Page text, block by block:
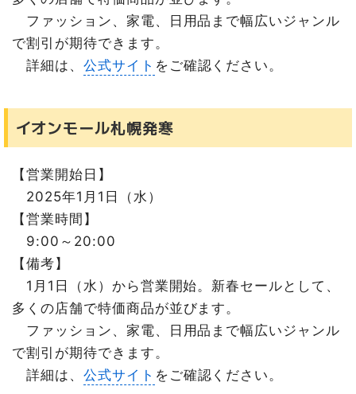
ファッション、家電、日用品まで幅広いジャンル
で割引が期待できます。
詳細は、 公式サイト をご確認ください。
イオンモール札幌発寒
【営業開始日】
2025年1月1日（水）
【営業時間】
9:00～20:00
【備考】
1月1日（水）から営業開始。新春セールとして、
多くの店舗で特価商品が並びます。
ファッション、家電、日用品まで幅広いジャンル
で割引が期待できます。
詳細は、 公式サイト をご確認ください。